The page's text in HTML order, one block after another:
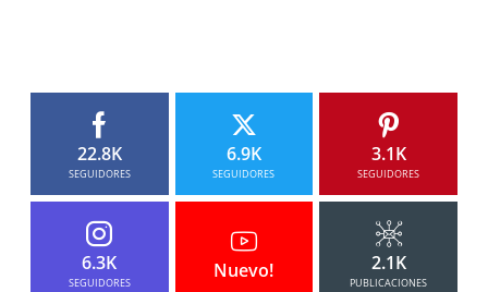
22.8K
SEGUIDORES
6.9K
SEGUIDORES
3.1K
SEGUIDORES
6.3K
SEGUIDORES
Nuevo! 2.1K
PUBLICACIONES